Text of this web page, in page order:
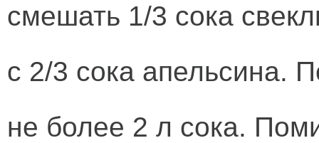
смешать 1/3 сока
с 2/3 сока апельсина.
не более 2 л сока.